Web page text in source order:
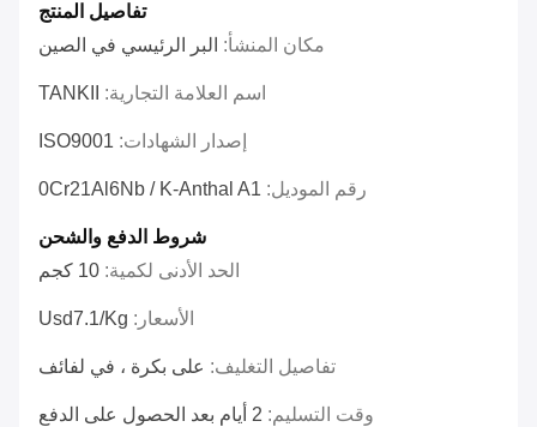
تفاصيل المنتج
مكان المنشأ: البر الرئيسي في الصين
اسم العلامة التجارية: TANKII
إصدار الشهادات: ISO9001
رقم الموديل: 0Cr21Al6Nb / K-Anthal A1
شروط الدفع والشحن
الحد الأدنى لكمية: 10 كجم
الأسعار: Usd7.1/kg
تفاصيل التغليف: على بكرة ، في لفائف
وقت التسليم: 2 أيام بعد الحصول على الدفع